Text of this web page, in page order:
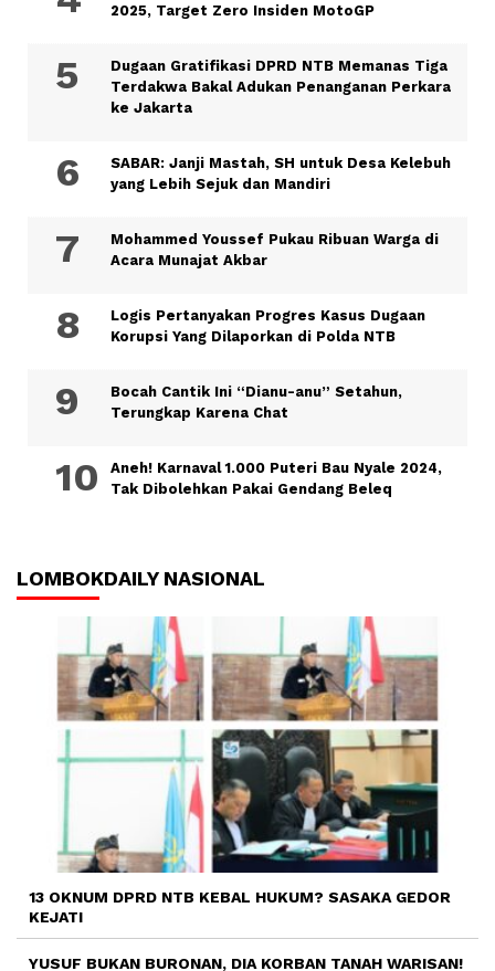
2025, Target Zero Insiden MotoGP
Dugaan Gratifikasi DPRD NTB Memanas Tiga
Terdakwa Bakal Adukan Penanganan Perkara
ke Jakarta
SABAR: Janji Mastah, SH untuk Desa Kelebuh
yang Lebih Sejuk dan Mandiri
Mohammed Youssef Pukau Ribuan Warga di
Acara Munajat Akbar
Logis Pertanyakan Progres Kasus Dugaan
Korupsi Yang Dilaporkan di Polda NTB
Bocah Cantik Ini “Dianu-anu” Setahun,
Terungkap Karena Chat
Aneh! Karnaval 1.000 Puteri Bau Nyale 2024,
Tak Dibolehkan Pakai Gendang Beleq
LOMBOKDAILY NASIONAL
13 OKNUM DPRD NTB KEBAL HUKUM? SASAKA GEDOR
KEJATI
YUSUF BUKAN BURONAN, DIA KORBAN TANAH WARISAN!